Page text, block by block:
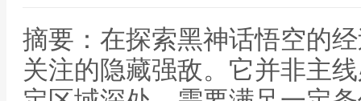
摘要：在探索黑神话悟空的
关注的隐藏强敌。它并非主